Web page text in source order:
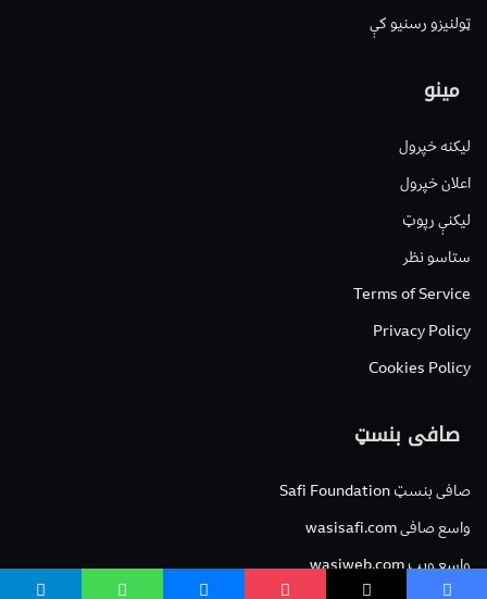
ټولنیزو رسنیو کې
مینو
لیکنه خپرول
اعلان خپرول
لیکنې رپوټ
ستاسو نظر
Terms of Service
Privacy Policy
Cookies Policy
صافی بنسټ
صافی بنسټ Safi Foundation
واسع صافی wasisafi.com
واسع ویب wasiweb.com